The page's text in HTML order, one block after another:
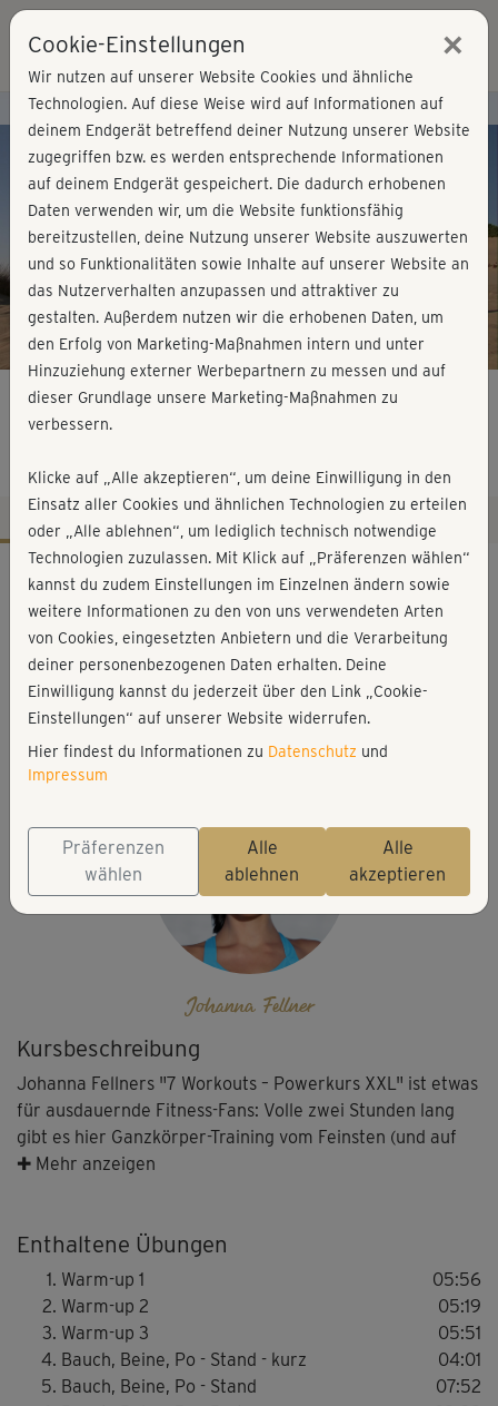
Play
Video
Kursvorschau - Jetzt mitmachen!
7 Workouts – Powerkurs XXL
Kursbeschreibung
Johanna Fellners "7 Workouts – Powerkurs XXL" ist etwas
für ausdauernde Fitness-Fans: Volle zwei Stunden lang
gibt es hier Ganzkörper-Training vom Feinsten (und auf
anspruchsvollem Niveau)!
mit einem gründlichen Training aller
Hauptmuskelgruppen und der Core-Muskulatur.
Die Fettverbrennung wird ordentlich auf Touren gebracht
und der gesamte Körper effektiv geformt & gestrafft –
✚ Mehr anzeigen
Enthaltene Übungen
Warm-up 1
05:56
Warm-up 2
05:19
Warm-up 3
05:51
Bauch, Beine, Po - Stand - kurz
04:01
Bauch, Beine, Po - Stand
07:52
Workout-Facts
anspruchsvoll
124 Min
877 kcal
Johanna Fellner
Matte
Johanna Fellner
Cookie-Einstellungen ×
Wir nutzen auf unserer Website Cookies und ähnliche
Technologien. Auf diese Weise wird auf Informationen auf
deinem Endgerät betreffend deiner Nutzung unserer Website
zugegriffen bzw. es werden entsprechende Informationen
auf deinem Endgerät gespeichert. Die dadurch erhobenen
Daten verwenden wir, um die Website funktionsfähig
bereitzustellen, deine Nutzung unserer Website auszuwerten
und so Funktionalitäten sowie Inhalte auf unserer Website an
das Nutzerverhalten anzupassen und attraktiver zu
gestalten. Außerdem nutzen wir die erhobenen Daten, um
den Erfolg von Marketing-Maßnahmen intern und unter
Hinzuziehung externer Werbepartnern zu messen und auf
dieser Grundlage unsere Marketing-Maßnahmen zu
verbessern.
Klicke auf „Alle akzeptieren“, um deine Einwilligung in den
Einsatz aller Cookies und ähnlichen Technologien zu erteilen
oder „Alle ablehnen“, um lediglich technisch notwendige
Technologien zuzulassen. Mit Klick auf „Präferenzen wählen“
kannst du zudem Einstellungen im Einzelnen ändern sowie
weitere Informationen zu den von uns verwendeten Arten
von Cookies, eingesetzten Anbietern und die Verarbeitung
deiner personenbezogenen Daten erhalten. Deine
Einwilligung kannst du jederzeit über den Link „Cookie-
Einstellungen“ auf unserer Website widerrufen.
Hier findest du Informationen zu Datenschutz und
Impressum
Präferenzen
wählen
Alle
ablehnen
Alle
akzeptieren